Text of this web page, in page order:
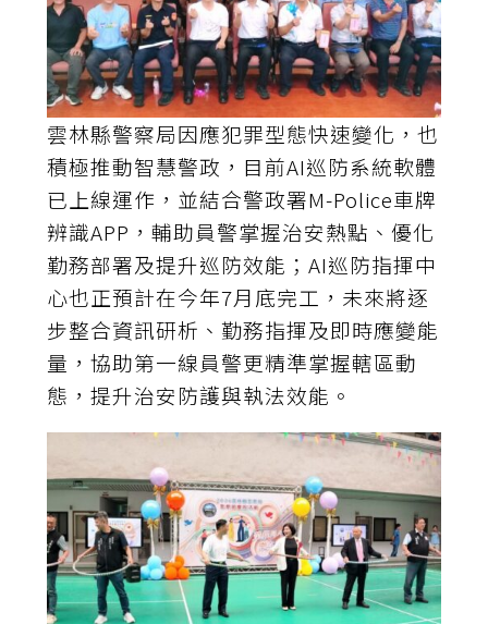
雲林縣警察局因應犯罪型態快速變化，也
積極推動智慧警政，目前AI巡防系統軟體
已上線運作，並結合警政署M-Police車牌
辨識APP，輔助員警掌握治安熱點、優化
勤務部署及提升巡防效能；AI巡防指揮中
心也正預計在今年7月底完工，未來將逐
步整合資訊研析、勤務指揮及即時應變能
量，協助第一線員警更精準掌握轄區動
態，提升治安防護與執法效能。